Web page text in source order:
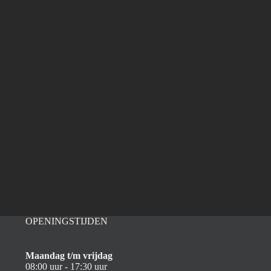
OPENINGSTIJDEN
Maandag t/m vrijdag
08:00 uur - 17:30 uur